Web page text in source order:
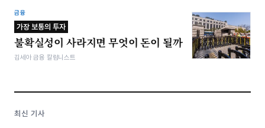
금융
가장 보통의 투자
불확실성이 사라지면 무엇이 돈이 될까
김세아 금융 칼럼니스트
최신 기사